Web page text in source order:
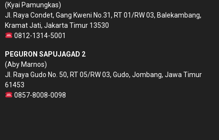
(Kyai Pamungkas)
Jl. Raya Condet, Gang Kweni No.31, RT 01/RW 03, Balekambang,
Kramat Jati, Jakarta Timur 13530
0812-1314-5001
PEGURON SAPUJAGAD 2
(Aby Marnos)
Jl. Raya Gudo No. 50, RT 05/RW 03, Gudo, Jombang, Jawa Timur
61453
0857-8008-0098